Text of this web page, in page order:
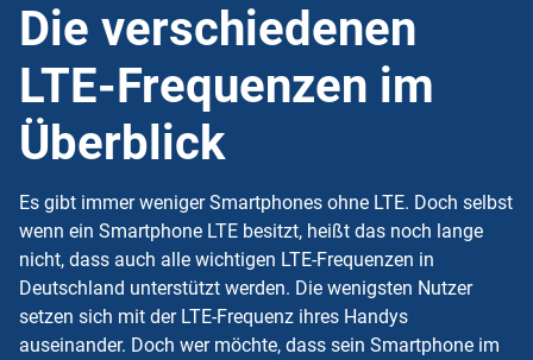
Die verschiedenen
LTE-Frequenzen im
Überblick
Es gibt immer weniger Smartphones ohne LTE. Doch selbst
wenn ein Smartphone LTE besitzt, heißt das noch lange
nicht, dass auch alle wichtigen LTE-Frequenzen in
Deutschland unterstützt werden. Die wenigsten Nutzer
setzen sich mit der LTE-Frequenz ihres Handys
auseinander. Doch wer möchte, dass sein Smartphone im